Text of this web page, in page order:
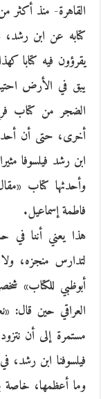
كتابه عن ابن
يقرؤون فيه كتابا
يبق في الأرض
الضجر من كتاب
ابن رشد فيلسوفا
وأحدثها كتاب
فاطمة إسماعيل.
هذا يعني أننا في
لتدارس منجزه،
أبوظبي للكتاب»
العراقي حين قال:
مستمرة إلى أن
فيلسوفنا ابن
وما أعظمها، خاصة